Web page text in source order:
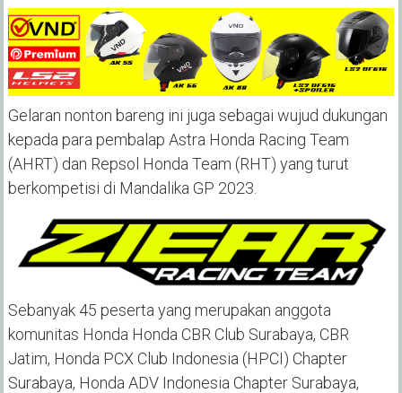
Gelaran nonton bareng ini juga sebagai wujud dukungan
kepada para pembalap Astra Honda Racing Team
(AHRT) dan Repsol Honda Team (RHT) yang turut
berkompetisi di Mandalika GP 2023.
Sebanyak 45 peserta yang merupakan anggota
komunitas Honda Honda CBR Club Surabaya, CBR
Jatim, Honda PCX Club Indonesia (HPCI) Chapter
Surabaya, Honda ADV Indonesia Chapter Surabaya,